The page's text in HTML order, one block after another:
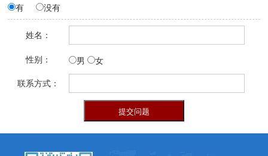
有
没有
姓名：
性别： 男 女
联系方式：